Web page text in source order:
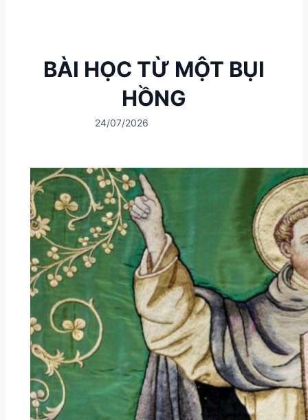
BÀI HỌC TỪ MỘT BỤI
HỒNG
24/07/2026